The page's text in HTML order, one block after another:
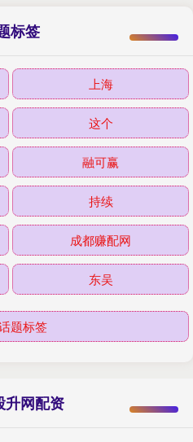
标签
上海
这个
融可赢
持续
成都赚配网
东吴
题标签
升网配资